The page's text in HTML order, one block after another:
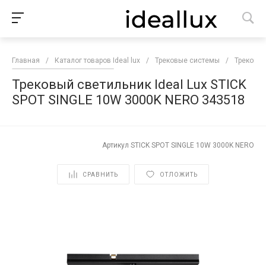
Главная / Каталог товаров Ideal lux / Трековые системы /
Трековый светильник Ideal Lux STICK
SPOT SINGLE 10W 3000K NERO 343518
Артикул STICK SPOT SINGLE 10W 3000K NERO
СРАВНИТЬ ОТЛОЖИТЬ